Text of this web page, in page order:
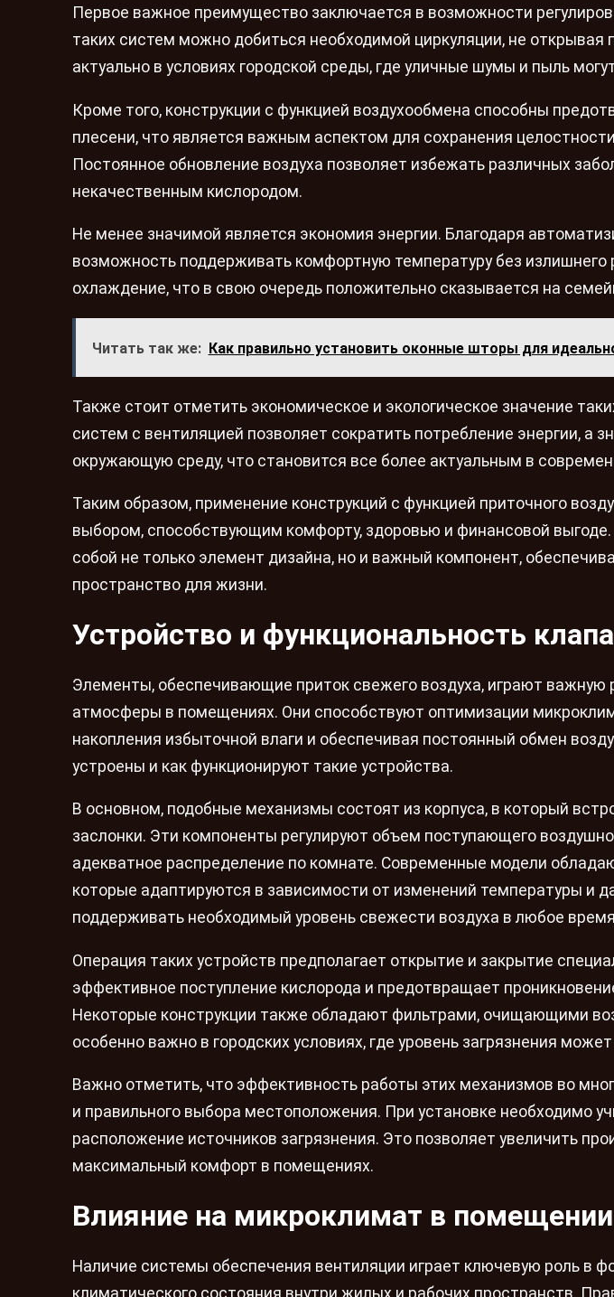
Первое важное преимущество заключается в возможности
таких систем можно добиться необходимой циркуляции, не открывая
актуально в условиях городской среды, где уличные шумы и пыль
Кроме того, конструкции с функцией воздухообмена способны
плесени, что является важным аспектом для сохранения
Постоянное обновление воздуха позволяет избежать различных
некачественным кислородом.
Не менее значимой является экономия энергии. Благодаря
возможность поддерживать комфортную температуру без излишнего
охлаждение, что в свою очередь положительно сказывается на
Читать так же: Как правильно установить оконные шторы для
Также стоит отметить экономическое и экологическое значение
систем с вентиляцией позволяет сократить потребление энергии, а
окружающую среду, что становится все более актуальным в
Таким образом, применение конструкций с функцией приточного
выбором, способствующим комфорту, здоровью и финансовой
собой не только элемент дизайна, но и важный компонент,
пространство для жизни.
Устройство и функциональность
Элементы, обеспечивающие приток свежего воздуха, играют важную
атмосферы в помещениях. Они способствуют оптимизации
накопления избыточной влаги и обеспечивая постоянный обмен
устроены и как функционируют такие устройства.
В основном, подобные механизмы состоят из корпуса, в который
заслонки. Эти компоненты регулируют объем поступающего
адекватное распределение по комнате. Современные модели
которые адаптируются в зависимости от изменений температуры и
поддерживать необходимый уровень свежести воздуха в любое
Операция таких устройств предполагает открытие и закрытие
эффективное поступление кислорода и предотвращает
Некоторые конструкции также обладают фильтрами, очищающими
особенно важно в городских условиях, где уровень загрязнения
Важно отметить, что эффективность работы этих механизмов во
и правильного выбора местоположения. При установке необходимо
расположение источников загрязнения. Это позволяет увеличить
максимальный комфорт в помещениях.
Влияние на микроклимат в помещении
Наличие системы обеспечения вентиляции играет ключевую роль в
климатического состояния внутри жилых и рабочих пространств.